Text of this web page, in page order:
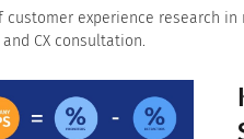
customer experience research
CX consultation.